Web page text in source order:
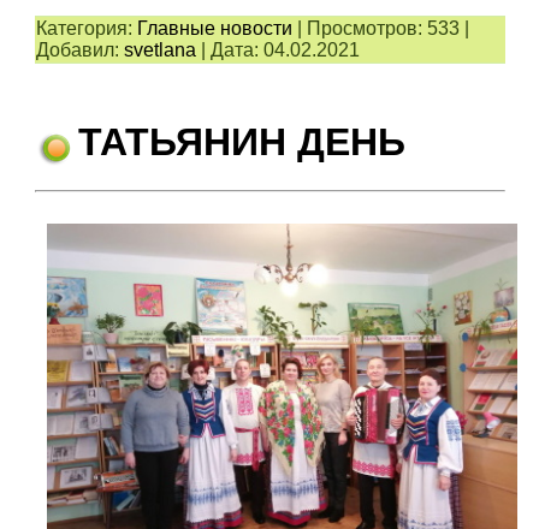
Категория: Главные новости Просмотров: 533
Добавил: svetlana |Дата: 04.02.2021
ТАТЬЯНИН ДЕНЬ